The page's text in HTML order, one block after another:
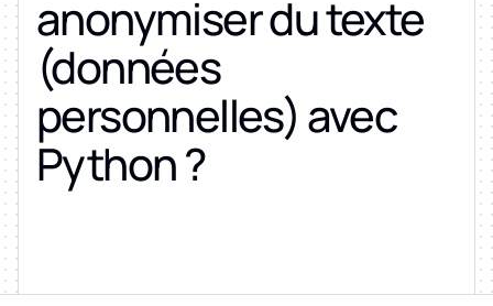
anonymiser du texte
(données
personnelles) avec
Python ?